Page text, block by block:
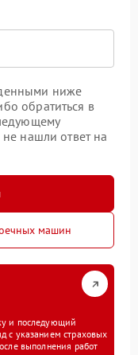
ниже
обратиться в
не нашли ответ на
машин
и последующий
с указанием страховых
выполнения работ